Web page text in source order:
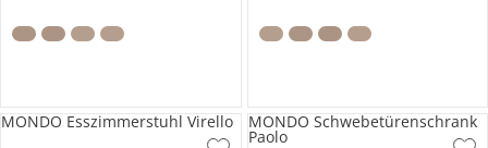
MONDO Esszimmerstuhl Virello MONDO Schwebetürenschrank
Paolo